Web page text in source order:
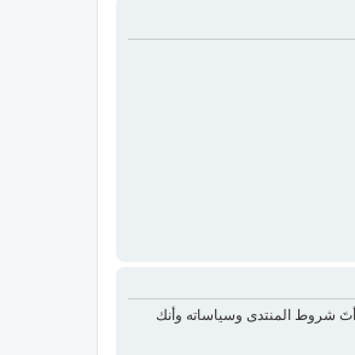
شروط المنتدى وسياساته وأنك